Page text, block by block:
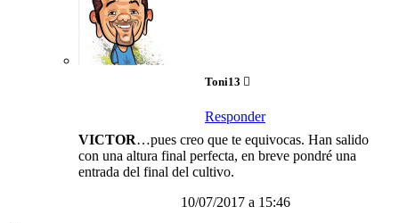
Toni13
Responder
VICTOR…pues creo que te equivocas. Han salido
con una altura final perfecta, en breve pondré una
entrada del final del cultivo.
10/07/2017 a 15:46